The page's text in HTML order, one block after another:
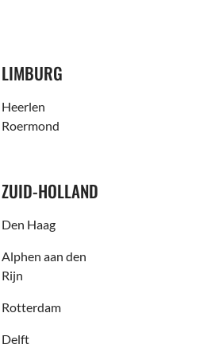
LIMBURG
Heerlen
Roermond
ZUID-HOLLAND
Den Haag
Alphen aan den
Rijn
Rotterdam
Delft